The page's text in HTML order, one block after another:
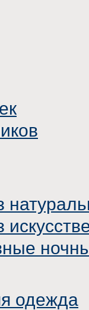
одежда